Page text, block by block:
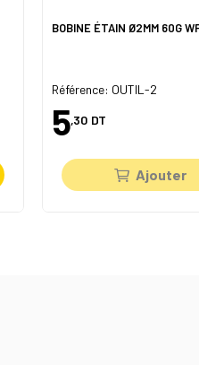
BOBINE ÉTAIN Ø2MM 60G
Référence: OUTIL-2
5,30 DT
Ajouter